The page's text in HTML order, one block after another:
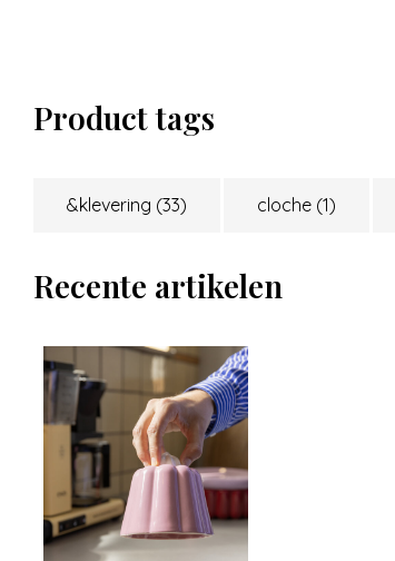
Product tags
&klevering (33) cloche (1)
Recente artikelen